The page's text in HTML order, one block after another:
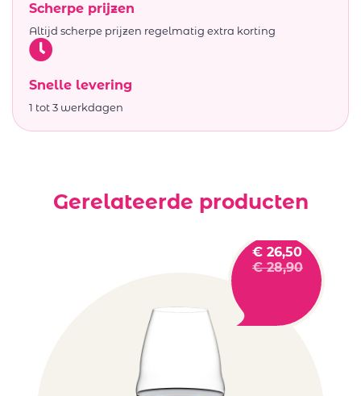
Scherpe prijzen
Altijd scherpe prijzen regelmatig extra korting
Snelle levering
1 tot 3 werkdagen
Gerelateerde producten
€ 26,50
€28,90